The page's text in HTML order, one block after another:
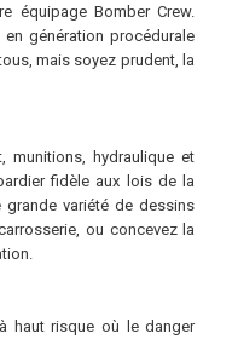
équipage Bomber Crew.
génération procédurale
mais soyez prudent, la
munitions, hydraulique et
fidèle aux lois de la
grande variété de dessins
ou concevez la
haut risque où le danger